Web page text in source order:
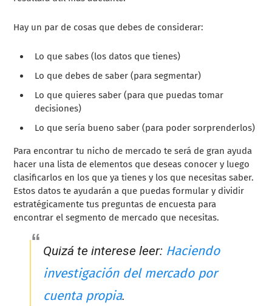
Hay un par de cosas que debes de considerar:
Lo que sabes (los datos que tienes)
Lo que debes de saber (para segmentar)
Lo que quieres saber (para que puedas tomar
decisiones)
Lo que sería bueno saber (para poder sorprenderlos)
Para encontrar tu nicho de mercado te será de gran ayuda
hacer una lista de elementos que deseas conocer y luego
clasificarlos en los que ya tienes y los que necesitas saber.
Estos datos te ayudarán a que puedas formular y dividir
estratégicamente tus preguntas de encuesta para
encontrar el segmento de mercado que necesitas.
Quizá te interese leer: Haciendo
investigación del mercado por
cuenta propia.